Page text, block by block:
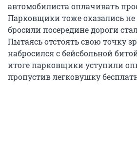
автомобилиста оплачивать
Парковщики тоже оказались
бросили посередине дороги
Пытаясь отстоять свою точку
набросился с бейсбольной
итоге парковщики уступили
пропустив легковушку